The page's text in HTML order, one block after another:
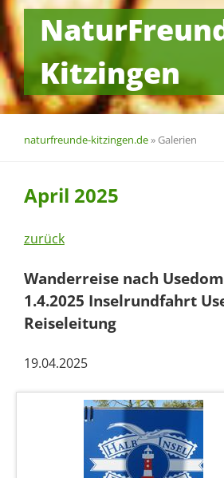
Kitzingen
naturfreunde-kitzingen.de» Galerien
April 2025
zurück
Wanderreise nach
1.4.2025 Inselrundfahrt
Reiseleitung
19.04.2025